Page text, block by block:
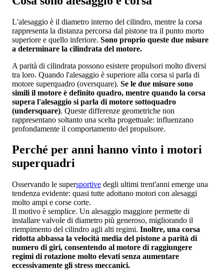
L'alesaggio è il diametro interno del cilindro, mentre la corsa
rappresenta la distanza percorsa dal pistone tra il punto morto
superiore e quello inferiore. Sono proprio queste due misure
a determinare la cilindrata del motore.
A parità di cilindrata possono esistere propulsori molto diversi
tra loro. Quando l'alesaggio è superiore alla corsa si parla di
motore superquadro (oversquare). Se le due misure sono
simili il motore è definito quadro, mentre quando la corsa
supera l'alesaggio si parla di motore sottoquadro
(undersquare). Queste differenze geometriche non
rappresentano soltanto una scelta progettuale: influenzano
profondamente il comportamento del propulsore.
Perché per anni hanno vinto i motori
superquadri
Osservando le supersportive degli ultimi trent'anni emerge una
tendenza evidente: quasi tutte adottano motori con alesaggi
molto ampi e corse corte.
Il motivo è semplice. Un alesaggio maggiore permette di
installare valvole di diametro più generoso, migliorando il
riempimento del cilindro agli alti regimi. Inoltre, una corsa
ridotta abbassa la velocità media del pistone a parità di
numero di giri, consentendo al motore di raggiungere
regimi di rotazione molto elevati senza aumentare
eccessivamente gli stress meccanici.